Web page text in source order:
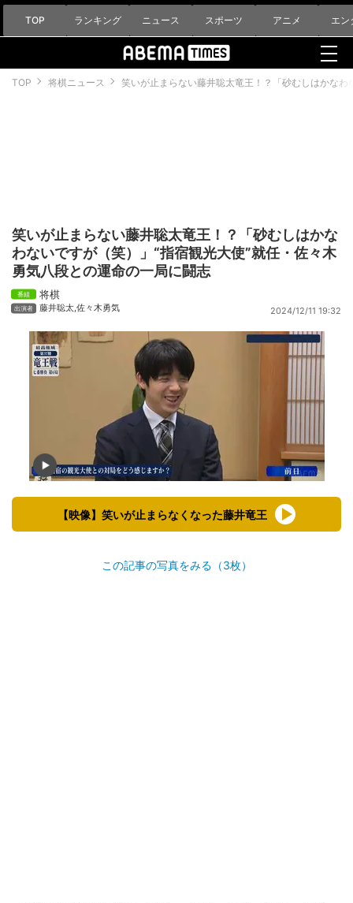
TOP ランキング ニュース スポーツ アニメ エン
TOP 将棋ニュース 笑いが止まらない藤井聡太竜王！？「砂むしはかな
笑いが止まらない藤井聡太竜王！？「砂むしはかな
わないですが（笑）」“指宿観光大使”就任・佐々木
勇気八段との運命の一局に闘志
将棋
藤井聡太,佐々木勇気 2024/12/11 19:32
【映像】笑いが止まらなくなった藤井竜王
この記事の写真をみる（3枚）